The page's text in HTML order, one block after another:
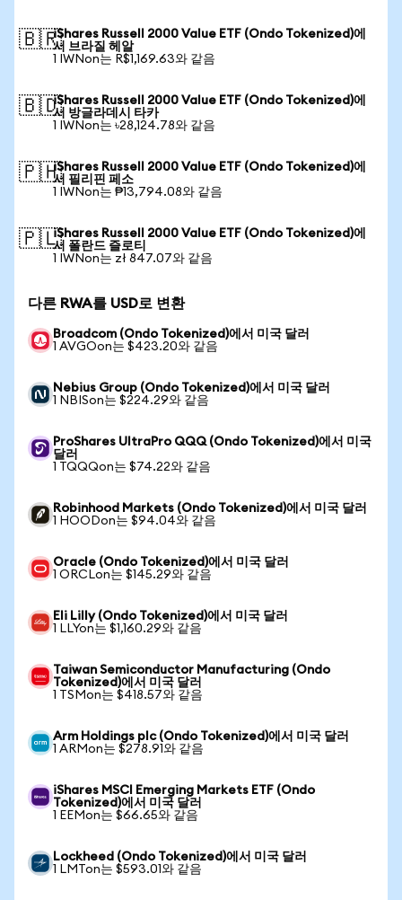
🇧🇷iShares Russell 2000 Value ETF (Ondo Tokenized)에
서 브라질 헤알
1 IWNon는 R$1,169.63와 같음
🇧🇩iShares Russell 2000 Value ETF (Ondo Tokenized)에
서 방글라데시 타카
1 IWNon는 ৳28,124.78와 같음
🇵🇭iShares Russell 2000 Value ETF (Ondo Tokenized)에
서 필리핀 페소
1 IWNon는 ₱13,794.08와 같음
🇵🇱iShares Russell 2000 Value ETF (Ondo Tokenized)에
서 폴란드 즐로티
1 IWNon는 zł 847.07와 같음
다른 RWA를 USD로 변환
Broadcom (Ondo Tokenized)에서 미국 달러
1 AVGOon는 $423.20와 같음
Nebius Group (Ondo Tokenized)에서 미국 달러
1 NBISon는 $224.29와 같음
ProShares UltraPro QQQ (Ondo Tokenized)에서 미국
달러
1 TQQQon는 $74.22와 같음
Robinhood Markets (Ondo Tokenized)에서 미국 달러
1 HOODon는 $94.04와 같음
Oracle (Ondo Tokenized)에서 미국 달러
1 ORCLon는 $145.29와 같음
Eli Lilly (Ondo Tokenized)에서 미국 달러
1 LLYon는 $1,160.29와 같음
Taiwan Semiconductor Manufacturing (Ondo
Tokenized)에서 미국 달러
1 TSMon는 $418.57와 같음
Arm Holdings plc (Ondo Tokenized)에서 미국 달러
1 ARMon는 $278.91와 같음
iShares MSCI Emerging Markets ETF (Ondo
Tokenized)에서 미국 달러
1 EEMon는 $66.65와 같음
Lockheed (Ondo Tokenized)에서 미국 달러
1 LMTon는 $593.01와 같음